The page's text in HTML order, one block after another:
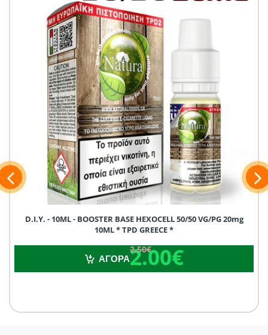
D.I.Y. - 10ML - BOOSTER BASE HEXOCELL 50/50 VG/PG 20mg
10ML * TPD GREECE *
2.00€
2.50€
ΑΓΟΡΑ2.00€
2.50€